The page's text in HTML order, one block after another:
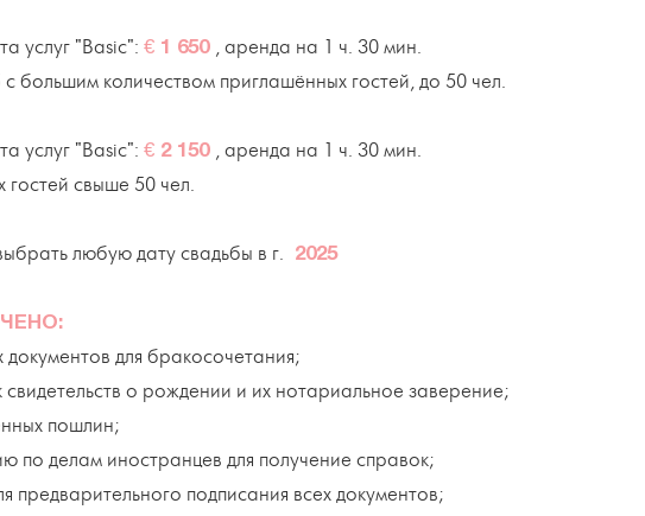
услуг "Basic": € 1 650 , аренда на 1 ч. 30 мин.
с большим количеством приглашённых гостей, до 50 чел.
услуг "Basic": € 2 150 , аренда на 1 ч. 30 мин.
гостей свыше 50 чел.
любую дату свадьбы в г. 2025
для бракосочетания;
о рождении и их нотариальное заверение;
пошлин;
по делам иностранцев для получение справок;
предварительного подписания всех документов;